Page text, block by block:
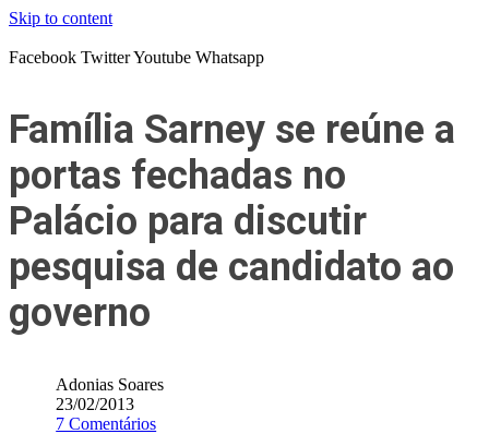
Skip to content
Facebook TwitterYoutube Whatsapp
Família Sarney se reúne a
portas fechadas no
Palácio para discutir
pesquisa de candidato ao
governo
Adonias Soares
23/02/2013
7 Comentários